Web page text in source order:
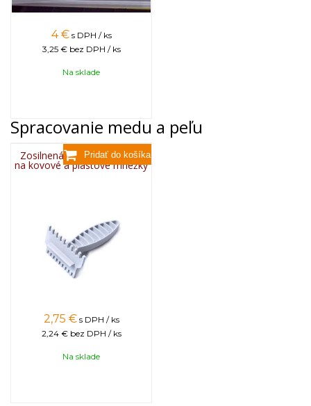
4 € s DPH / ks
3,25 € bez DPH / ks
Na sklade
Spracovanie medu a peľu
Zosilnená plastová škrabka
na kovové a plastové mriežky
2,75 € s DPH / ks
2,24 € bez DPH / ks
Na sklade